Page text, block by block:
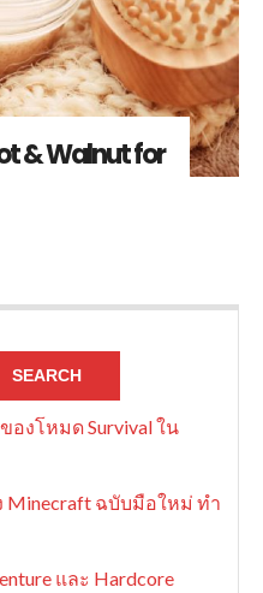
& Walnut for
SEARCH
องโหมด Survival ใน
Minecraft ฉบับมือใหม่ ทำ
และ Hardcore